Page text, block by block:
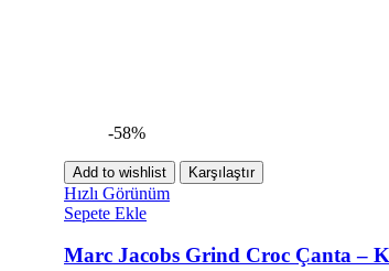
-58%
Add to wishlist Karşılaştır
Hızlı Görünüm
Sepete Ekle
Marc Jacobs Grind Croc Çanta –